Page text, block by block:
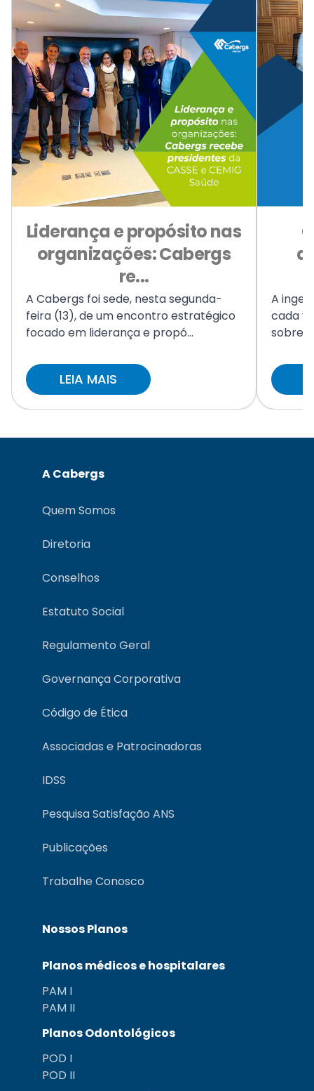
Liderança e propósito nas
organizações: Cabergs
re...
A Cabergs foi sede, nesta segunda-
feira (13), de um encontro estratégico
focado em liderança e propó...
LEIA MAIS
A
cada
sobre
A Cabergs
Quem Somos
Diretoria
Conselhos
Estatuto Social
Regulamento Geral
Governança Corporativa
Código de Ética
Associadas e Patrocinadoras
IDSS
Pesquisa Satisfação ANS
Publicações
Trabalhe Conosco
Nossos Planos
Planos médicos e hospitalares
PAM I
PAM II
Planos Odontológicos
POD I
POD II